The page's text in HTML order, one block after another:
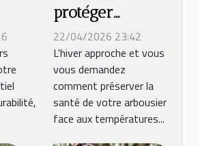
?
protéger
efficacement
votre arbousier
durant l'hiver ?
22/04/2026 23:42
L'hiver approche et vous
vous demandez
comment préserver la
santé de votre arbousier
face aux températures...